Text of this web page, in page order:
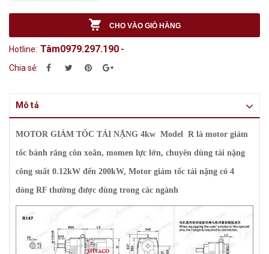
CHO VÀO GIỎ HÀNG
Hotline: Tâm0979.297.190 -
Chia sẻ:
Mô tả
MOTOR GIẢM TỐC TẢI NẶNG 4kw Model R là motor giảm
tốc bánh răng côn xoắn, momen lực lớn, chuyên dùng tải nặng
công suất 0.12kW đến 200kW, Motor giảm tốc tải nặng có 4
dòng RF thường được dùng trong các ngành